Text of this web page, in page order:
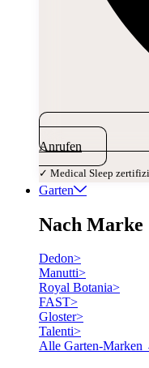
Anrufen
✓ Medical Sleep
Garten
Nach Marke
Dedon>
Manutti>
Royal Botania>
FAST>
Gloster>
Talenti>
Alle Garten-Marken